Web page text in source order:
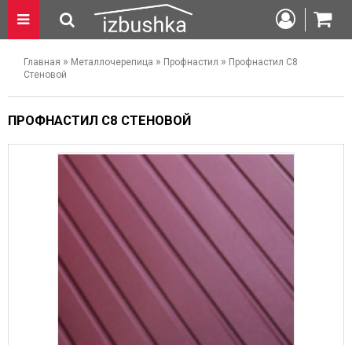
Главная » Металлочерепица » Профнастил » Профнастил С8
Стеновой
ПРОФНАСТИЛ С8 СТЕНОВОЙ